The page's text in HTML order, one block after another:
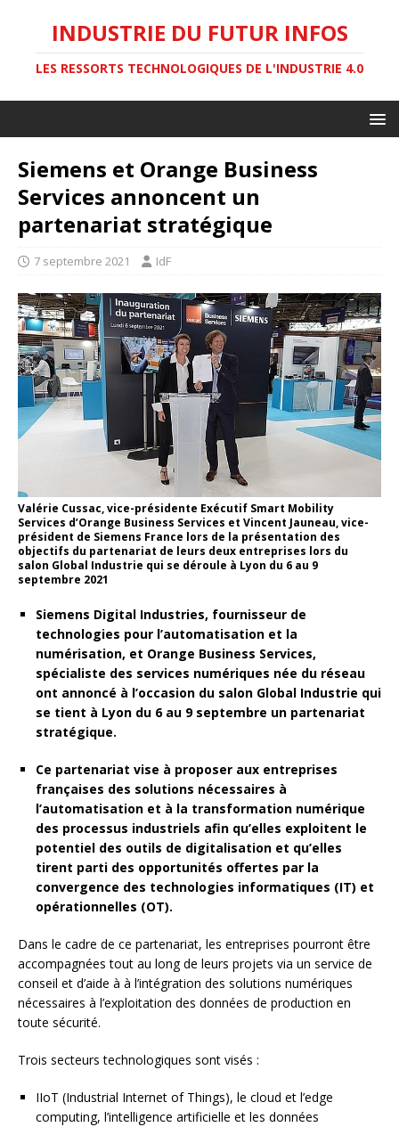
INDUSTRIE DU FUTUR INFOS
LES RESSORTS TECHNOLOGIQUES DE L'INDUSTRIE 4.0
Siemens et Orange Business
Services annoncent un
partenariat stratégique
7 septembre 2021 IdF
Valérie Cussac, vice-présidente Exécutif Smart Mobility
Services d’Orange Business Services et Vincent Jauneau, vice-
président de Siemens France lors de la présentation des
objectifs du partenariat de leurs deux entreprises lors du
salon Global Industrie qui se déroule à Lyon du 6 au 9
septembre 2021
Siemens Digital Industries, fournisseur de
technologies pour l’automatisation et la
numérisation, et Orange Business Services,
spécialiste des services numériques née du réseau
ont annoncé à l’occasion du salon Global Industrie qui
se tient à Lyon du 6 au 9 septembre un partenariat
stratégique.
Ce partenariat vise à proposer aux entreprises
françaises des solutions nécessaires à
l’automatisation et à la transformation numérique
des processus industriels afin qu’elles exploitent le
potentiel des outils de digitalisation et qu’elles
tirent parti des opportunités offertes par la
convergence des technologies informatiques (IT) et
opérationnelles (OT).
Dans le cadre de ce partenariat, les entreprises pourront être
accompagnées tout au long de leurs projets via un service de
conseil et d’aide à à l’intégration des solutions numériques
nécessaires à l’exploitation des données de production en
toute sécurité.
Trois secteurs technologiques sont visés :
IIoT (Industrial Internet of Things), le cloud et l’edge
computing, l’intelligence artificielle et les données